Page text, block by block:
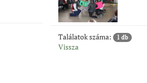
Találatok száma: 1 db
Vissza